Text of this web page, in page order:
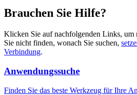
Brauchen Sie Hilfe?
Klicken Sie auf nachfolgenden Links, um
Sie nicht finden, wonach Sie suchen,
Verbindung.
Anwendungssuche
Finden Sie das beste Werkzeug für Ihre